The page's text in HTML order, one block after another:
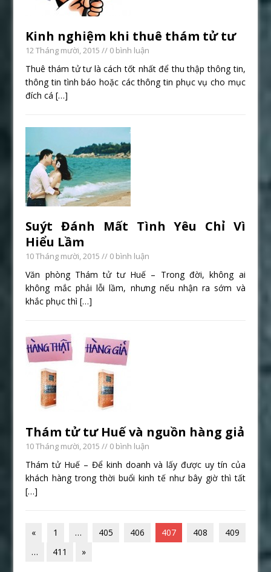
Kinh nghiệm khi thuê thám tử tư
12 Tháng mười, 2015 // 0 bình luận
Thuê thám tử tư là cách tốt nhất để thu thập thông tin,
thông tin tình báo hoặc các thông tin phục vụ cho mục
đích cá[…]
Suýt Đánh Mất Tình Yêu Chỉ Vì
Hiểu Lầm
10 Tháng mười, 2015 // 0 bình luận
Văn phòng Thám tử tư Huế – Trong đời, không ai
không mắc phải lỗi lầm, nhưng nếu nhận ra sớm và
khắc phục thì[…]
Thám tử tư Huế và nguồn hàng giả
10 Tháng mười, 2015 // 0 bình luận
Thám tử Huế – Để kinh doanh và lấy được uy tín của
khách hàng trong thời buổi kinh tế như bây giờ thì tất
[…]
« 1 … 405 406 407 408
409
…
411 »